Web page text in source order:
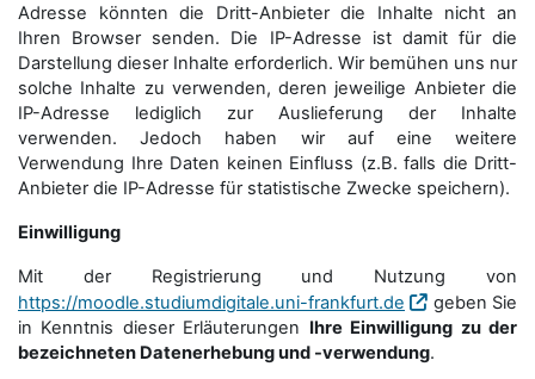
Adresse könnten die Dritt-Anbieter die Inhalte nicht an
Ihren Browser senden. Die IP-Adresse ist damit für die
Darstellung dieser Inhalte erforderlich. Wir bemühen uns nur
solche Inhalte zu verwenden, deren jeweilige Anbieter die
IP-Adresse lediglich zur Auslieferung der Inhalte
verwenden. Jedoch haben wir auf eine weitere
Verwendung Ihre Daten keinen Einfluss (z.B. falls die Dritt-
Anbieter die IP-Adresse für statistische Zwecke speichern).
Einwilligung
Mit der Registrierung und Nutzung von
https://moodle.studiumdigitale.uni-frankfurt.de
geben Sie
in Kenntnis dieser Erläuterungen Ihre Einwilligung zu der
bezeichneten Datenerhebung und -verwendung.